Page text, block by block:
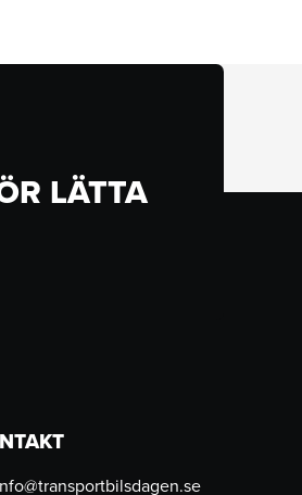
LÄTTA